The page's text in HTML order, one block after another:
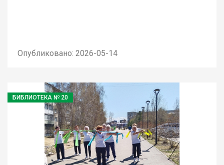
Опубликовано: 2026-05-14
БИБЛИОТЕКА № 20